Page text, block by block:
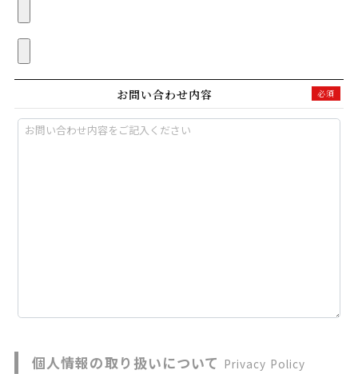
お問い合わせ内容 必須
個人情報の取り扱いについて Privacy Policy